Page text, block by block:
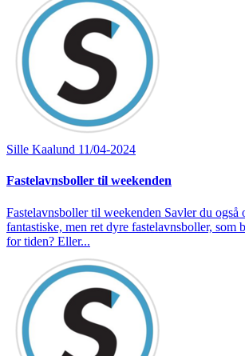
Sille Kaalund 11/04-2024
Fastelavnsboller til weekenden
Fastelavnsboller til weekenden Savler du også
fantastiske, men ret dyre fastelavnsboller, som
for tiden? Eller...